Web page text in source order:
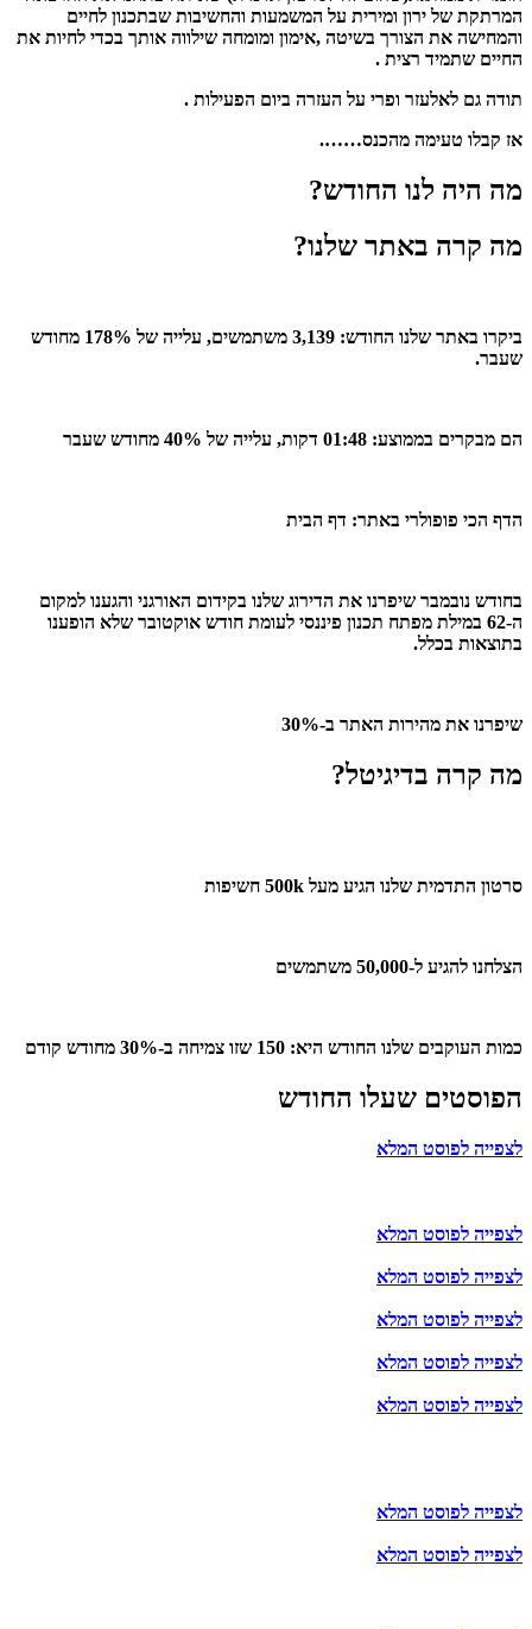
המרתקת של ירון ומירית על המשמעות והחשיבות שבתכנון לחיים
והמחישה את הצורך בשיטה ,אימון ומומחה שילווה אותך בכדי לחיות את
החיים שתמיד רצית .
תודה גם לאלעזר ופרי על העזרה ביום הפעילות .
אז קבלו טעימה מהכנס…….
מה היה לנו החודש?
מה קרה באתר שלנו?
ביקרו באתר שלנו החודש: 3,139 משתמשים, עלייה של 178% מחודש
שעבר.
הם מבקרים בממוצע: 01:48 דקות, עלייה של 40% מחודש שעבר
הדף הכי פופולרי באתר: דף הבית
בחודש נובמבר שיפרנו את הדירוג שלנו בקידום האורגני והגענו למקום
ה-62 במילת מפתח תכנון פיננסי לעומת חודש אוקטובר שלא הופענו
בתוצאות בכלל.
שיפרנו את מהירות האתר ב-30%
מה קרה בדיגיטל?
סרטון התדמית שלנו הגיע מעל 500k חשיפות
הצלחנו להגיע ל-50,000 משתמשים
כמות העוקבים שלנו החודש היא: 150 שזו צמיחה ב-30% מחודש קודם
הפוסטים שעלו החודש
לצפייה לפוסט המלא
לצפייה לפוסט המלא
לצפייה לפוסט המלא
לצפייה לפוסט המלא
לצפייה לפוסט המלא
לצפייה לפוסט המלא
לצפייה לפוסט המלא
לצפייה לפוסט המלא